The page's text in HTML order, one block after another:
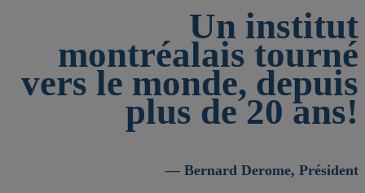
Un institut
montréalais tourné
vers le monde, depuis
plus de 20 ans!
— Bernard Derome, Président